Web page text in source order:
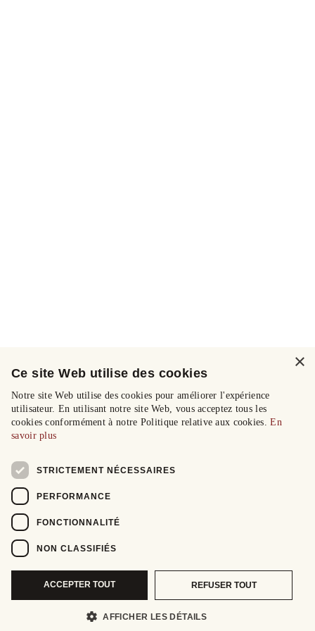
×
Ce site Web utilise des cookies
Notre site Web utilise des cookies pour améliorer l'expérience
utilisateur. En utilisant notre site Web, vous acceptez tous les
cookies conformément à notre Politique relative aux cookies.En
savoir plus
STRICTEMENT NÉCESSAIRES
PERFORMANCE
FONCTIONNALITÉ
NON CLASSIFIÉS
ACCEPTER TOUT REFUSER TOUT
AFFICHER LES DÉTAILS